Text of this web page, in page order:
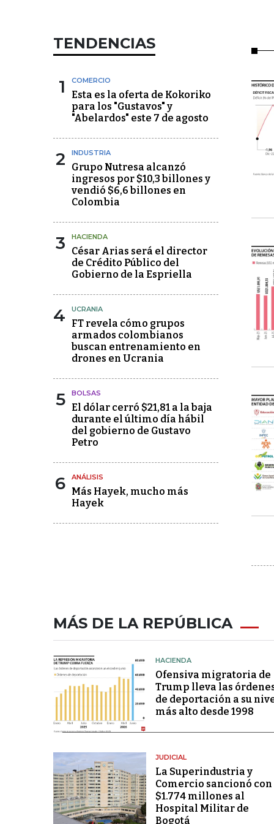
TENDENCIAS
1 COMERCIO
Esta es la oferta de Kokoriko
para los "Gustavos" y
"Abelardos" este 7 de agosto
2 INDUSTRIA
Grupo Nutresa alcanzó
ingresos por $10,3 billones y
vendió $6,6 billones en
Colombia
3 HACIENDA
César Arias será el director
de Crédito Público del
Gobierno de la Espriella
4 UCRANIA
FT revela cómo grupos
armados colombianos
buscan entrenamiento en
drones en Ucrania
5 BOLSAS
El dólar cerró $21,81 a la baja
durante el último día hábil
del gobierno de Gustavo
Petro
6 ANÁLISIS
Más Hayek, mucho más
Hayek
MÁS DE LA REPÚBLICA
HACIENDA
Ofensiva migratoria de
Trump lleva las
de deportación a su
más alto desde 1998
JUDICIAL
La Superindustria y
Comercio sancionó con
$1.774 millones al
Hospital Militar de
Bogotá